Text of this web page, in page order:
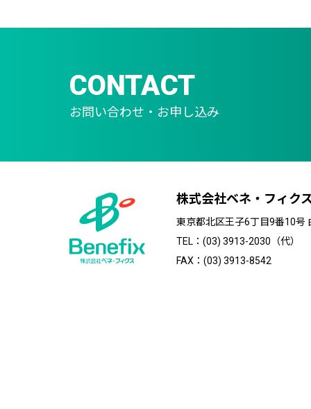
CONTACT
お問い合わせ・お申し込み
株式会社ベネ・フィク
東京都北区王子6丁目9番10号
TEL：(03) 3913-2030（代）
FAX：(03) 3913-8542